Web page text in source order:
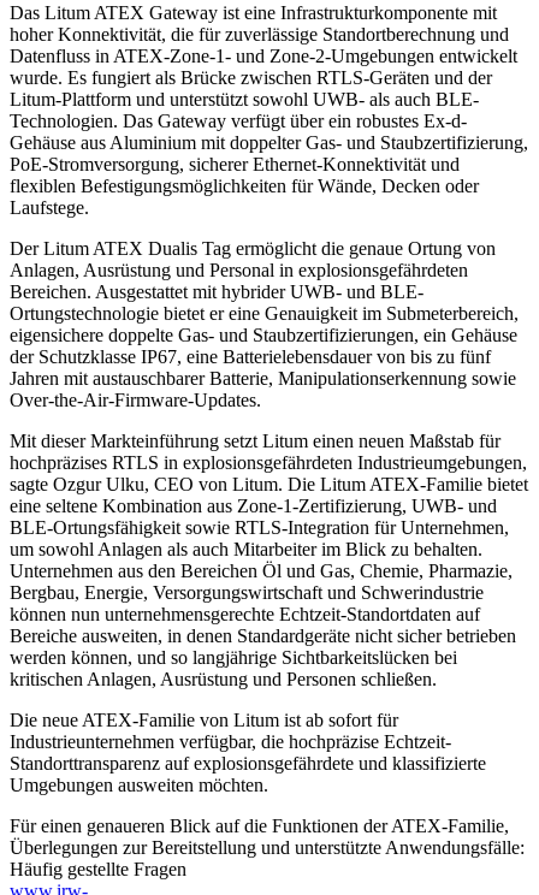
Das Litum ATEX Gateway ist eine Infrastrukturkomponente mit
hoher Konnektivität, die für zuverlässige Standortberechnung und
Datenfluss in ATEX-Zone-1- und Zone-2-Umgebungen entwickelt
wurde. Es fungiert als Brücke zwischen RTLS-Geräten und der
Litum-Plattform und unterstützt sowohl UWB- als auch BLE-
Technologien. Das Gateway verfügt über ein robustes Ex-d-
Gehäuse aus Aluminium mit doppelter Gas- und Staubzertifizierung,
PoE-Stromversorgung, sicherer Ethernet-Konnektivität und
flexiblen Befestigungsmöglichkeiten für Wände, Decken oder
Laufstege.
Der Litum ATEX Dualis Tag ermöglicht die genaue Ortung von
Anlagen, Ausrüstung und Personal in explosionsgefährdeten
Bereichen. Ausgestattet mit hybrider UWB- und BLE-
Ortungstechnologie bietet er eine Genauigkeit im Submeterbereich,
eigensichere doppelte Gas- und Staubzertifizierungen, ein Gehäuse
der Schutzklasse IP67, eine Batterielebensdauer von bis zu fünf
Jahren mit austauschbarer Batterie, Manipulationserkennung sowie
Over-the-Air-Firmware-Updates.
Mit dieser Markteinführung setzt Litum einen neuen Maßstab für
hochpräzises RTLS in explosionsgefährdeten Industrieumgebungen,
sagte Ozgur Ulku, CEO von Litum. Die Litum ATEX-Familie bietet
eine seltene Kombination aus Zone-1-Zertifizierung, UWB- und
BLE-Ortungsfähigkeit sowie RTLS-Integration für Unternehmen,
um sowohl Anlagen als auch Mitarbeiter im Blick zu behalten.
Unternehmen aus den Bereichen Öl und Gas, Chemie, Pharmazie,
Bergbau, Energie, Versorgungswirtschaft und Schwerindustrie
können nun unternehmensgerechte Echtzeit-Standortdaten auf
Bereiche ausweiten, in denen Standardgeräte nicht sicher betrieben
werden können, und so langjährige Sichtbarkeitslücken bei
kritischen Anlagen, Ausrüstung und Personen schließen.
Die neue ATEX-Familie von Litum ist ab sofort für
Industrieunternehmen verfügbar, die hochpräzise Echtzeit-
Standorttransparenz auf explosionsgefährdete und klassifizierte
Umgebungen ausweiten möchten.
Für einen genaueren Blick auf die Funktionen der ATEX-Familie,
Überlegungen zur Bereitstellung und unterstützte Anwendungsfälle:
Häufig gestellte Fragen
www.irw-